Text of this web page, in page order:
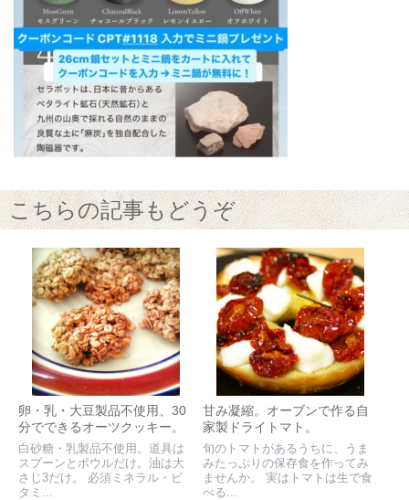
こちらの記事もどうぞ
卵・乳・大豆製品不使用、30
分でできるオーツクッキー。
白砂糖・乳製品不使用。道具は
スプーンとボウルだけ。油は大
さじ3だけ。 必須ミネラル・ビ
タミ...
甘み凝縮。オーブンで作る自
家製ドライトマト。
旬のトマトがあるうちに、うま
みたっぷりの保存食を作ってみ
ませんか。 実はトマトは生で食
べる...